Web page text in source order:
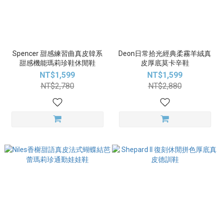
Spencer 甜感練習曲真皮韓系
甜感機能瑪莉珍鞋休閒鞋
NT$1,599
NT$2,780
Deon日常拾光經典柔霧羊絨真
皮厚底莫卡辛鞋
NT$1,599
NT$2,880